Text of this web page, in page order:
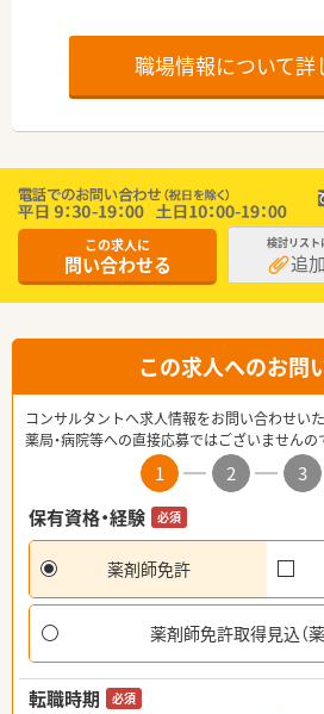
職場情報について詳
この求人に
問い合わせる
検討リスト
追加
この求人へのお問
コンサルタントへ求人情報をお問い合わせいた
薬局・病院等への直接応募ではございませんの
1 2 3
保有資格・経験
必須
薬剤師免許
薬剤師免許取得見込（薬
転職時期 必須